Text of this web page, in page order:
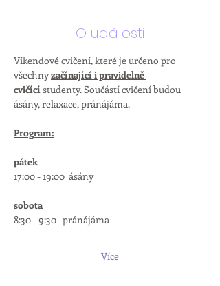
O události
Víkendové cvičení, které je určeno pro
všechny začínající i pravidelně
cvičící studenty. Součástí cvičení budou
ásány, relaxace, pránájáma.
Program:
pátek
17:00 - 19:00  ásány
sobota
8:30 - 9:30   pránájáma
Více